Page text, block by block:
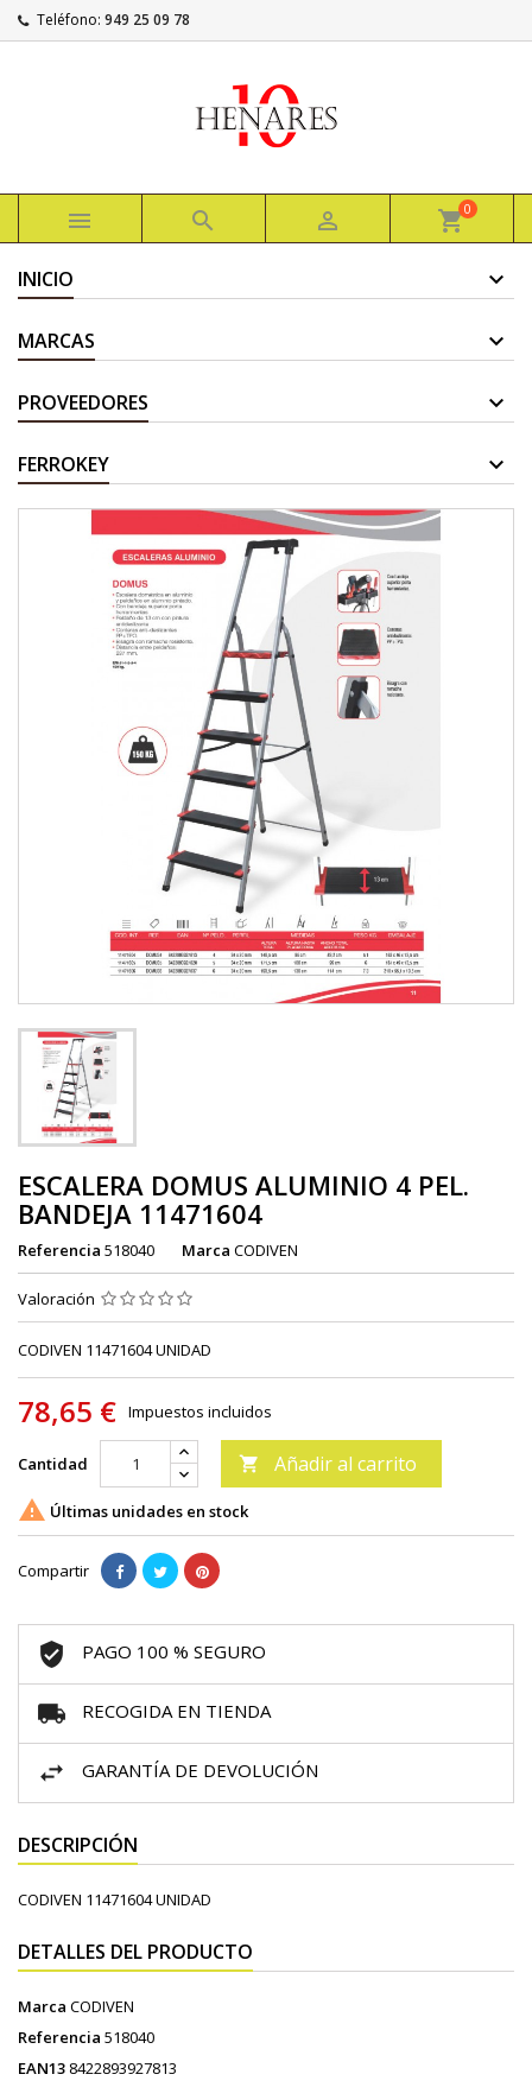
Teléfono: 949 25 09 78
   shopping_cart0
INICIO
MARCAS
PROVEEDORES
FERROKEY
ESCALERA DOMUS ALUMINIO 4 PEL.
BANDEJA 11471604
Referencia 518040 Marca CODIVEN
Valoración
CODIVEN 11471604 UNIDAD
78,65 € Impuestos incluidos
Cantidad  Añadir al carrito
 Últimas unidades en stock
Compartir
PAGO 100 % SEGURO
RECOGIDA EN TIENDA
GARANTÍA DE DEVOLUCIÓN
DESCRIPCIÓN
CODIVEN 11471604 UNIDAD
DETALLES DEL PRODUCTO
Marca CODIVEN
Referencia 518040
EAN13 8422893927813